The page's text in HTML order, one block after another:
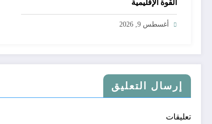
القوة الإقليمية
أغسطس 9, 2026
إرسال التعليق
تعليقات